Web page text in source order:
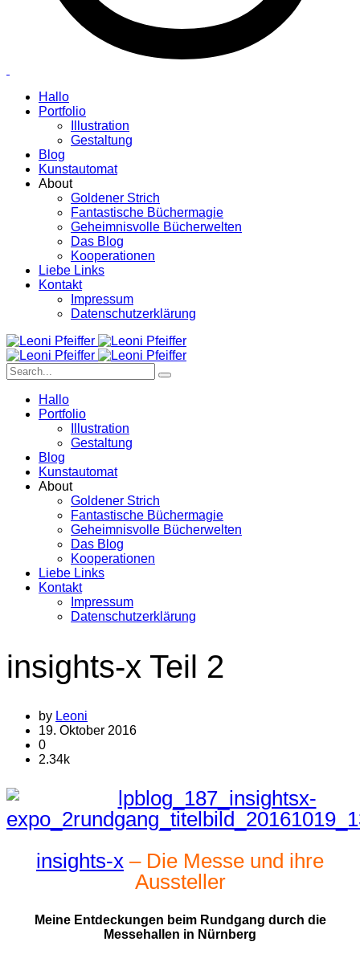
Hallo
Portfolio
Illustration
Gestaltung
Blog
Kunstautomat
About
Goldener Strich
Fantastische Büchermagie
Geheimnisvolle Bücherwelten
Das Blog
Kooperationen
Liebe Links
Kontakt
Impressum
Datenschutzerklärung
Hallo
Portfolio
Illustration
Gestaltung
Blog
Kunstautomat
About
Goldener Strich
Fantastische Büchermagie
Geheimnisvolle Bücherwelten
Das Blog
Kooperationen
Liebe Links
Kontakt
Impressum
Datenschutzerklärung
insights-x Teil 2
by Leoni
19. Oktober 2016
0
2.34k
insights-x – Die Messe und ihre
Aussteller
Meine Entdeckungen beim Rundgang durch die
Messehallen in Nürnberg